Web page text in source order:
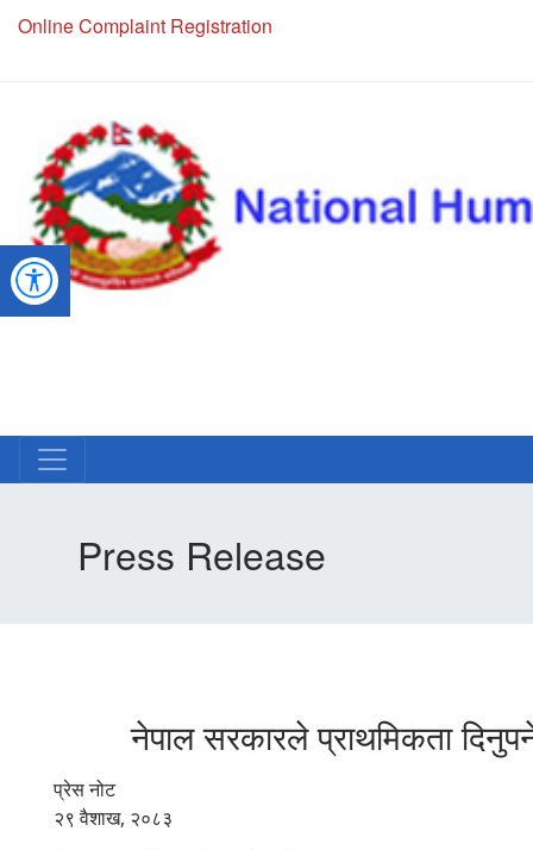
Online Complaint Registration
Press Release
नेपाल सरकारले प्राथमिकता
प्रेस नोट
२९ वैशाख, २०८३